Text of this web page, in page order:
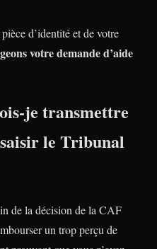
d’identité et de votre
votre demande d’aide
je transmettre
le Tribunal
de la décision de la CAF
un trop perçu de